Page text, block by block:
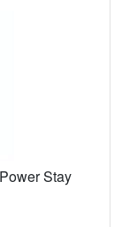
Stay